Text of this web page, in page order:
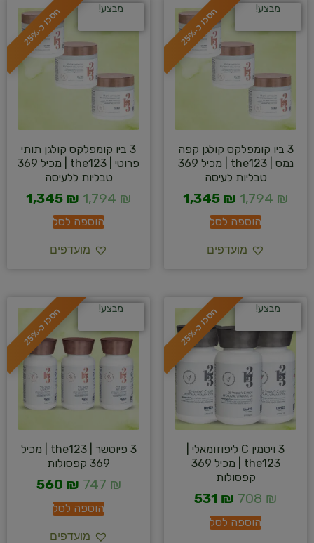
ח
ס
כ
ו
כ
-
2
5
% מבצע!
3 ביו קומפלקס קולגן קפה
נמס | the123 | מכיל 369
טבליות לעיסה
1,794 ₪
1,345 ₪
הוספה לסל
מועדפים
ח
ס
כ
ו
כ
-
2
5
% מבצע!
3 ביו קומפלקס קולגן תותי
פרוטי | the123 | מכיל 369
טבליות ללעיסה
1,794 ₪
1,345 ₪
הוספה לסל
מועדפים
ח
ס
כ
ו
כ
-
2
5
% מבצע!
3 ויטמין C ליפוזומאלי |
the123 | מכיל 369
קפסולות
708 ₪
531 ₪
הוספה לסל
ח
ס
כ
ו
כ
-
2
5
% מבצע!
3 פיוטשר | the123 | מכיל
369 קפסולות
747 ₪
560 ₪
הוספה לסל
מועדפים